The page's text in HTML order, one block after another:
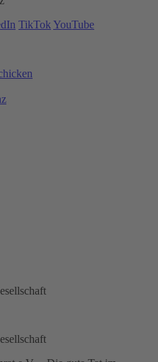
TikTok YouTube